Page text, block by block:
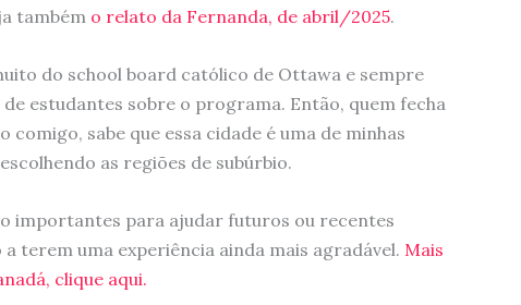
também o relato da Fernanda, de abril/2025.
do school board católico de Ottawa e sempre
estudantes sobre o programa. Então, quem fecha
sabe que essa cidade é uma de minhas
as regiões de subúrbio.
importantes para ajudar futuros ou recentes
terem uma experiência ainda mais agradável. Mais
clique aqui.